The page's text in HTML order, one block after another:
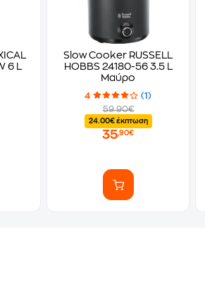
6 L
Slow Cooker RUSSELL
HOBBS 24180-56 3.5 L
Μαύρο
4
(1)
59.90€
24.00€ έκπτωση
35,90€